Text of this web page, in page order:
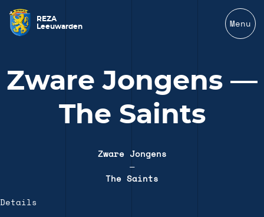
REZA
Leeuwarden
Menu
Zware Jongens —
The Saints
Zware Jongens
—
The Saints
Details